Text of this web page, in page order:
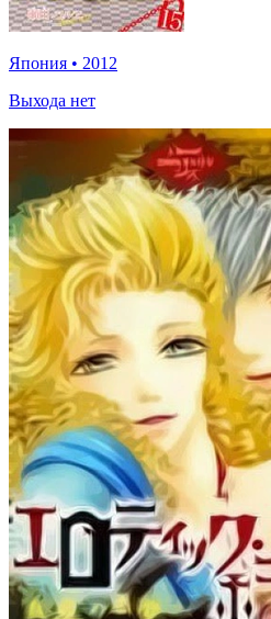
Япония • 2012
Выхода нет